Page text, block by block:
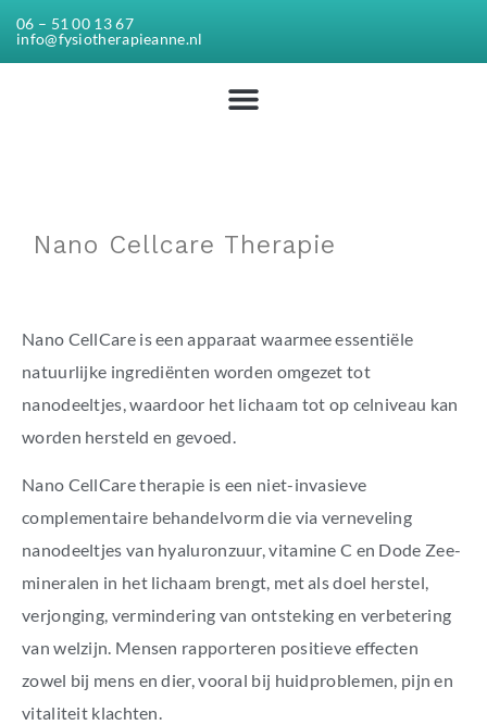
06 – 51 00 13 67
info@fysiotherapieanne.nl
Nano Cellcare Therapie
Nano CellCare is een apparaat waarmee essentiële
natuurlijke ingrediënten worden omgezet tot
nanodeeltjes, waardoor het lichaam tot op celniveau kan
worden hersteld en gevoed.
Nano CellCare therapie is een niet-invasieve
complementaire behandelvorm die via verneveling
nanodeeltjes van hyaluronzuur, vitamine C en Dode Zee-
mineralen in het lichaam brengt, met als doel herstel,
verjonging, vermindering van ontsteking en verbetering
van welzijn. Mensen rapporteren positieve effecten
zowel bij mens en dier, vooral bij huidproblemen, pijn en
vitaliteit klachten.